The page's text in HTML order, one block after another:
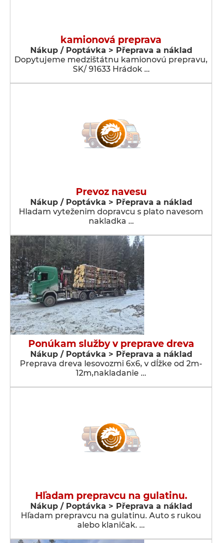
kamionová preprava
Nákup / Poptávka > Přeprava a náklad
Dopytujeme medzištátnu kamionovú prepravu,
SK/ 91633 Hrádok …
Prevoz navesu
Nákup / Poptávka > Přeprava a náklad
Hladam vyteženim dopravcu s plato navesom
nakladka …
Ponúkam služby v preprave dreva
Nákup / Poptávka > Přeprava a náklad
Preprava dreva lesovozmi 6x6, v dĺžke od 2m-
12m,nakladanie …
Hľadam prepravcu na gulatinu.
Nákup / Poptávka > Přeprava a náklad
Hľadam prepravcu na gulatinu. Auto s rukou
alebo klaničak. …